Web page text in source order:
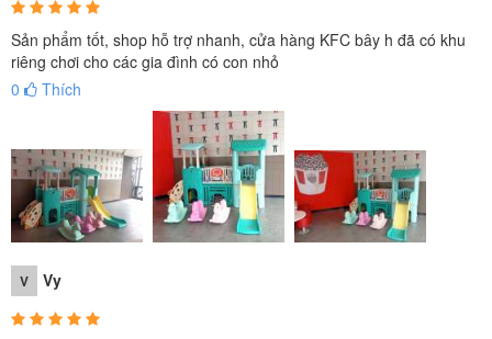
Sản phẩm tốt, shop hỗ trợ nhanh, cửa hàng KFC bây h đã có khu
riêng chơi cho các gia đình có con nhỏ
0
Thích
V Vy